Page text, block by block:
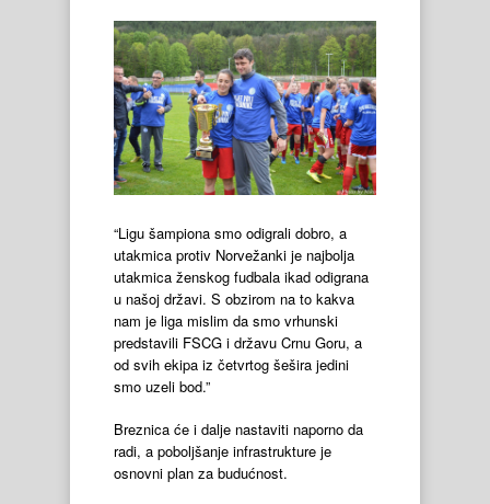
“Ligu šampiona smo odigrali dobro, a
utakmica protiv Norvežanki je najbolja
utakmica ženskog fudbala ikad odigrana
u našoj državi. S obzirom na to kakva
nam je liga mislim da smo vrhunski
predstavili FSCG i državu Crnu Goru, a
od svih ekipa iz četvrtog šešira jedini
smo uzeli bod.”
Breznica će i dalje nastaviti naporno da
radi, a poboljšanje infrastrukture je
osnovni plan za budućnost.